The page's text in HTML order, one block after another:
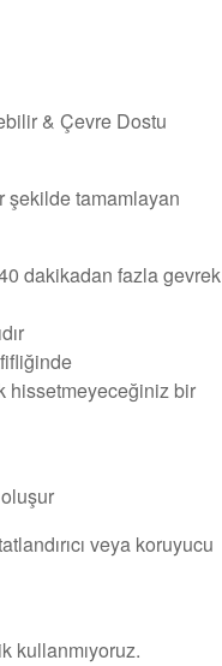
& Çevre Dostu
şekilde tamamlayan
dakikadan fazla gevrek
hissetmeyeceğiniz bir
veya koruyucu
kullanmıyoruz.